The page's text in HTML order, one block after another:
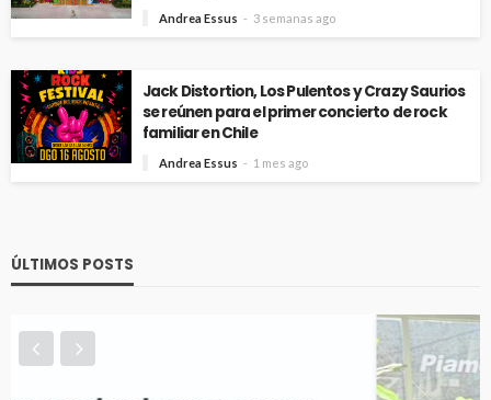
Andrea Essus 3 semanas ago
Jack Distortion, Los Pulentos y Crazy Saurios
se reúnen para el primer concierto de rock
familiar en Chile
Andrea Essus 1 mes ago
ÚLTIMOS POSTS